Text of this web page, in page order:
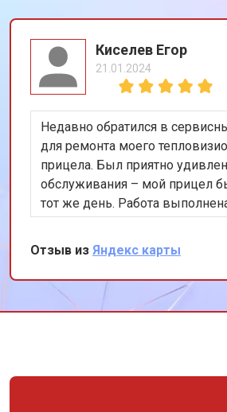
Киселев Егор
21.01.2024
Недавно обратился в
для ремонта моего
прицела. Был приятно
обслуживания – мой прицел
тот же день. Работа
прицел функционирует как
отметить профессионализм
внимательное отношение к
Отзыв из Яндекс карты